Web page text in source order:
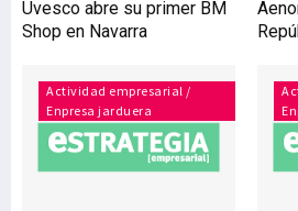
Uvesco abre su primer BM
Shop en Navarra
Actividad empresarial /
Enpresa jarduera